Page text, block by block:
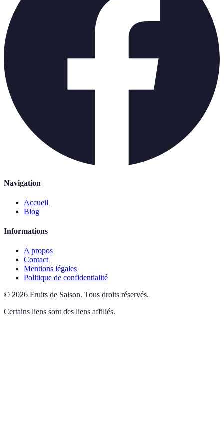
Navigation
Accueil
Blog
Informations
A propos
Contact
Mentions légales
Politique de confidentialité
© 2026 Fruits de Saison. Tous droits réservés.
Certains liens sont des liens affiliés.